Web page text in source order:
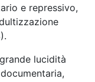
e repressivo,
lucidità